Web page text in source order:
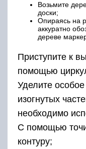
Возьмите
доски;
Опираясь на
аккуратно
дереве
Приступите к
помощью
Уделите
изогнутых
необходимо
С помощью
контуру;